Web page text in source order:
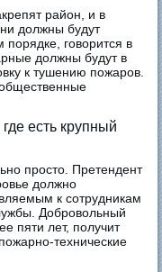
район, и в
должны будут
порядке, говорится в
должны будут в
к тушению пожаров.
есть крупный
просто. Претендент
должно
к сотрудникам
Добровольный
пяти лет, получит
технические